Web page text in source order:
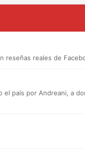
reseñas reales de
país por Andreani, a